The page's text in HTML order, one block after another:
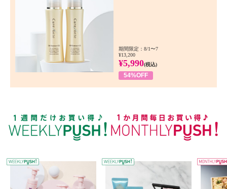
期間限定：8/1〜7
¥13,200
¥5,990(税込)
54%OFF
WEEKLY PUSH